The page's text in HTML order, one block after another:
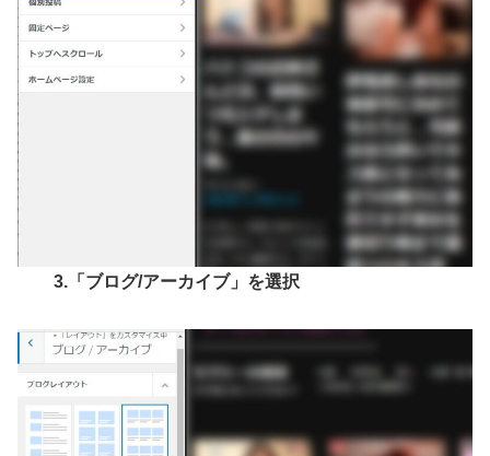
3.「ブログ/アーカイブ」を選択